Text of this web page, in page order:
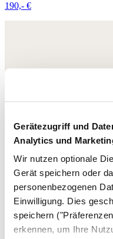
Gerätezugriff und
Analytics und
Wir nutzen optionale
Gerät speichern oder
personenbezogenen
Einwilligung. Dies
speichern
erkennen, um Ihre
190,- €